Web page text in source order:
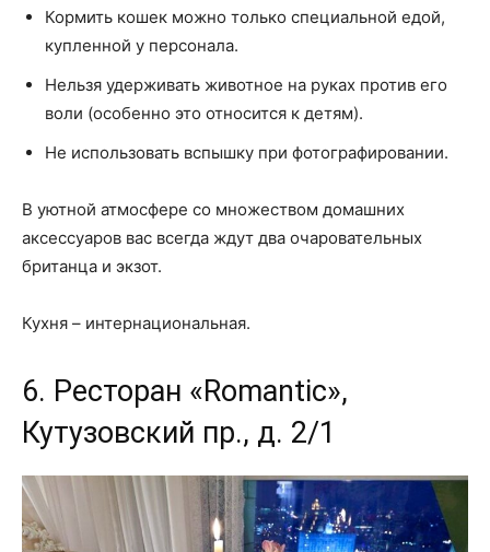
Кормить кошек можно только специальной едой,
купленной у персонала.
Нельзя удерживать животное на руках против его
воли (особенно это относится к детям).
Не использовать вспышку при фотографировании.
В уютной атмосфере со множеством домашних
аксессуаров вас всегда ждут два очаровательных
британца и экзот.
Кухня – интернациональная.
6. Ресторан «Romantic»,
Кутузовский пр., д. 2/1